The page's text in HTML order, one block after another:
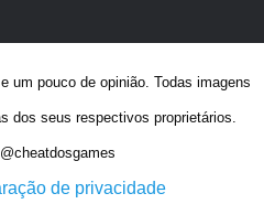
um pouco de opinião. Todas imagens
dos seus respectivos proprietários.
de privacidade